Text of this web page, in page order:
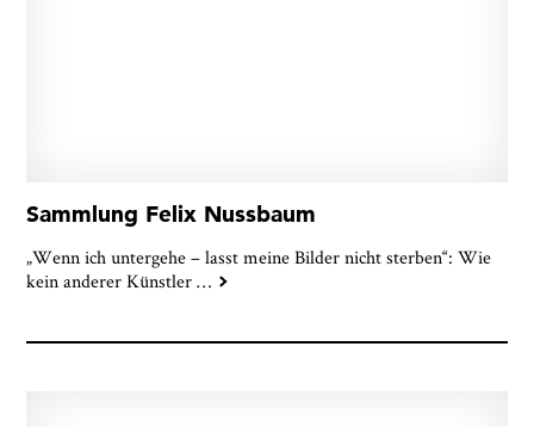
Sammlung Felix Nussbaum
„Wenn ich untergehe – lasst meine Bilder nicht sterben“: Wie
kein anderer Künstler…